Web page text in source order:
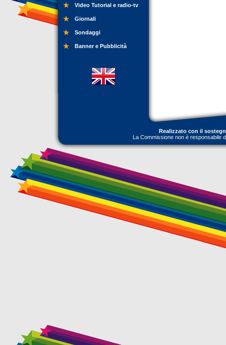
Video Tutorial e radio-tv
Giornali
Sondaggi
Banner e Pubblicità
Realizzato con il
La Commissione non è responsabile